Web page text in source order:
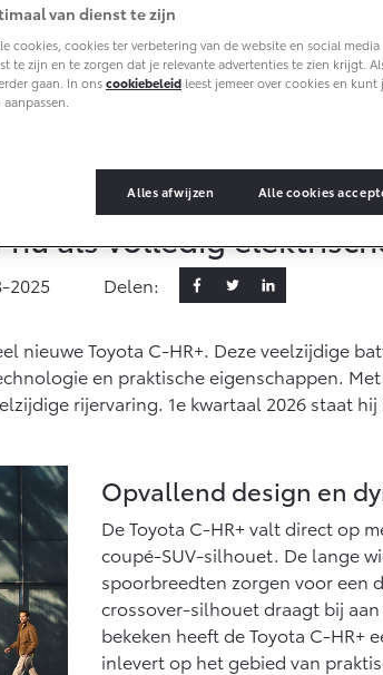
Vanaf € 39.995,-
Vanaf € 39.995,-
OOK ALS BATTERIJ-
ELEKTRISCH
Vanaf € 37.500,-
Land Cruiser (excl.
BTW)
(SIL)
updates
Toyota
Autoverzekering
Toyota Hybride
Autoverzekering
elektrisch, krachtig
nu als volledig
2025 Delen:
nieuwe Toyota C-HR+. Deze veelzijdige
en praktische eigenschappen.
rijervaring. 1e kwartaal 2026 staat
Opvallend design en
De Toyota C-HR+ valt direct op
coupé-SUV-silhouet. De lange
spoorbreedten zorgen voor een
crossover-silhouet draagt bij
bekeken heeft de Toyota C-
inlevert op het gebied van
van dienst te zijn
cookies, cookies ter verbetering van de website en social media
te zijn en te zorgen dat je relevante advertenties te zien krijgt.
gaan. In onscookiebeleid leest jemeer over cookies en kunt
Alles afwijzen Alle cookies